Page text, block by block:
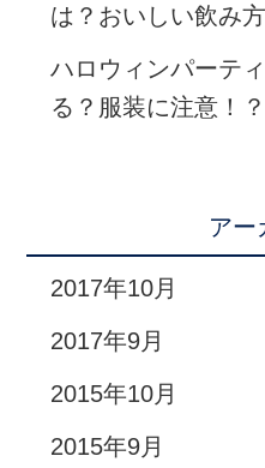
は？おいしい飲み
ハロウィンパーテ
る？服装に注意！？
アー
2017年10月
2017年9月
2015年10月
2015年9月